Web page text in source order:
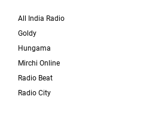
All India Radio
Goldy
Hungama
Mirchi Online
Radio Beat
Radio City